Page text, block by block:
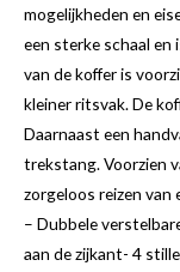
mogelijkheden en
een sterke schaal
van de koffer is
kleiner ritsvak. De
Daarnaast een
trekstang. Voorzien
zorgeloos reizen van
– Dubbele
aan de zijkant- 4